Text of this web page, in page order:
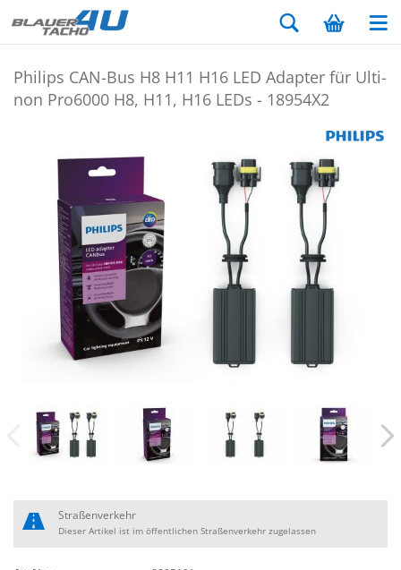
Phil­ips CAN-​Bus H8 H11 H16 LED Ad­ap­ter für Ul­ti­
non Pro6000 H8, H11, H16 LEDs - 18954X2
Straßenverkehr
Dieser Artikel ist im öffentlichen Straßenverkehr zugelassen